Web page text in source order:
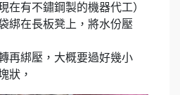
在有不鏽鋼製的機器代工）
綁在長板凳上，將水份壓
再綁壓，大概要過好幾小
狀，